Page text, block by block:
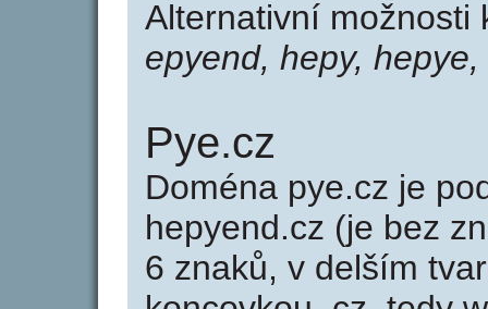
Alternativní možnosti
epyend, hepy,
Pye.cz
Doména pye.cz je
hepyend.cz (je bez
6 znaků, v delším